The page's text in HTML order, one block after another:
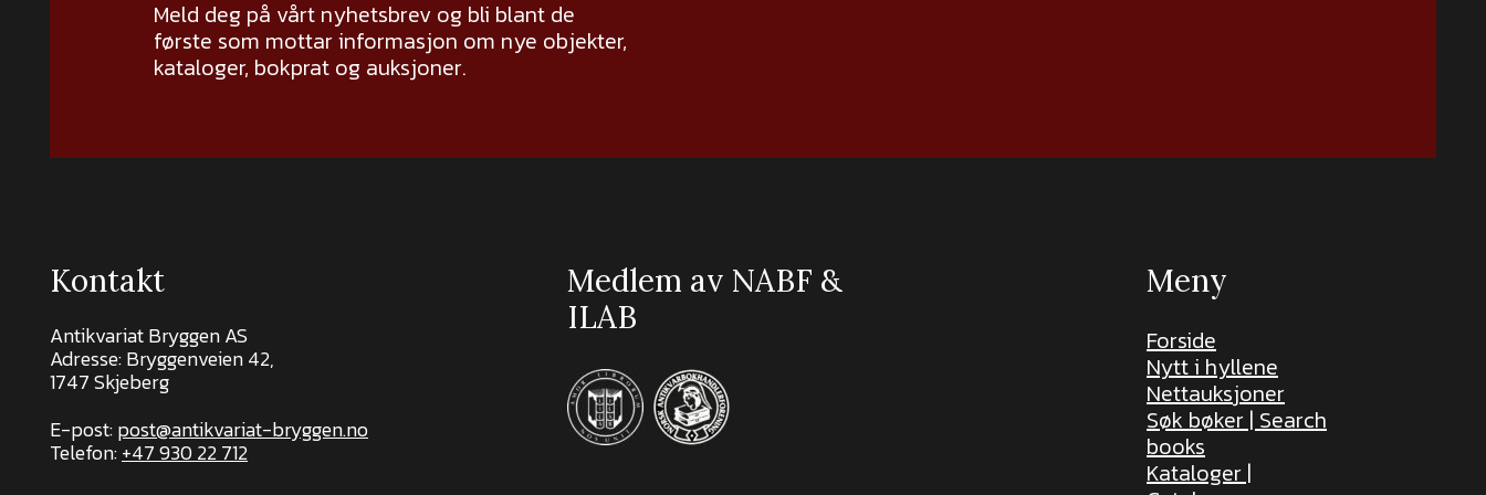
Meld deg på vårt nyhetsbrev og bli blant de
første som mottar informasjon om nye objekter,
kataloger, bokprat og auksjoner.
Kontakt
Antikvariat Bryggen AS
Adresse: Bryggenveien 42,
1747 Skjeberg
E-post:post@antikvariat-bryggen.no
Telefon:+47 930 22 712
Medlem av NABF &
ILAB
Meny
Forside
Nytt i hyllene
Nettauksjoner
Søk bøker | Search
books
Kataloger |